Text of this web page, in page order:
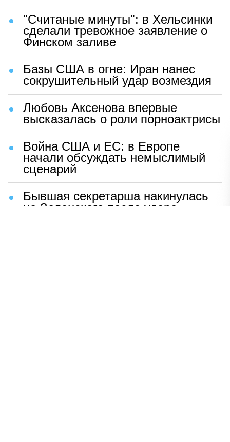
"Считаные минуты": в Хельсинки
сделали тревожное заявление о
Финском заливе
Базы США в огне: Иран нанес
сокрушительный удар возмездия
Любовь Аксенова впервые
высказалась о роли порноактрисы
Война США и ЕС: в Европе
начали обсуждать немыслимый
сценарий
Бывшая секретарша накинулась
на Зеленского после удара